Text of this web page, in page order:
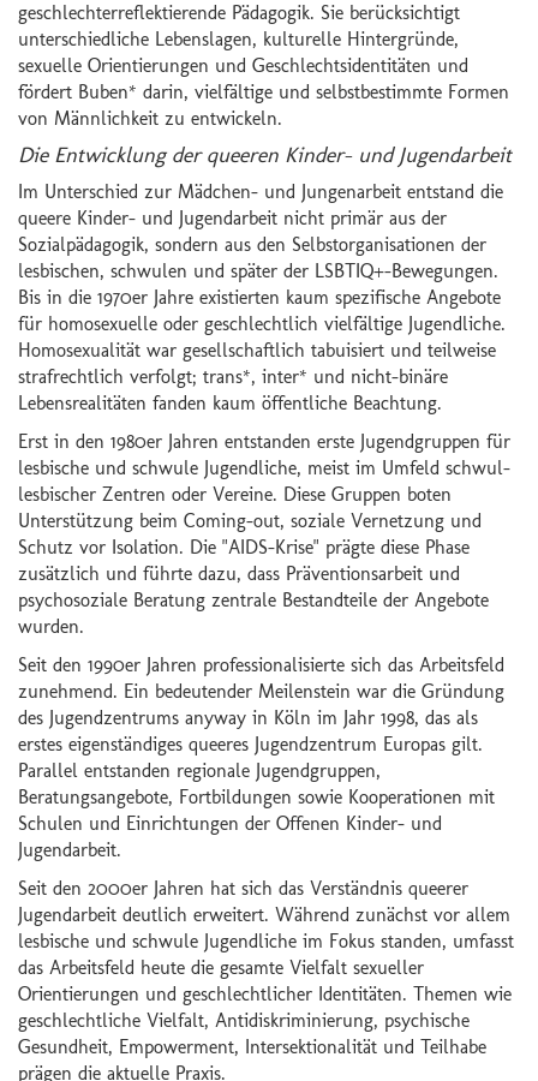
geschlechterreflektierende Pädagogik. Sie berücksichtigt
unterschiedliche Lebenslagen, kulturelle Hintergründe,
sexuelle Orientierungen und Geschlechtsidentitäten und
fördert Buben* darin, vielfältige und selbstbestimmte Formen
von Männlichkeit zu entwickeln.
Die Entwicklung der queeren Kinder- und Jugendarbeit
Im Unterschied zur Mädchen- und Jungenarbeit entstand die
queere Kinder- und Jugendarbeit nicht primär aus der
Sozialpädagogik, sondern aus den Selbstorganisationen der
lesbischen, schwulen und später der LSBTIQ+-Bewegungen.
Bis in die 1970er Jahre existierten kaum spezifische Angebote
für homosexuelle oder geschlechtlich vielfältige Jugendliche.
Homosexualität war gesellschaftlich tabuisiert und teilweise
strafrechtlich verfolgt; trans*, inter* und nicht-binäre
Lebensrealitäten fanden kaum öffentliche Beachtung.
Erst in den 1980er Jahren entstanden erste Jugendgruppen für
lesbische und schwule Jugendliche, meist im Umfeld schwul-
lesbischer Zentren oder Vereine. Diese Gruppen boten
Unterstützung beim Coming-out, soziale Vernetzung und
Schutz vor Isolation. Die "AIDS-Krise" prägte diese Phase
zusätzlich und führte dazu, dass Präventionsarbeit und
psychosoziale Beratung zentrale Bestandteile der Angebote
wurden.
Seit den 1990er Jahren professionalisierte sich das Arbeitsfeld
zunehmend. Ein bedeutender Meilenstein war die Gründung
des Jugendzentrums anyway in Köln im Jahr 1998, das als
erstes eigenständiges queeres Jugendzentrum Europas gilt.
Parallel entstanden regionale Jugendgruppen,
Beratungsangebote, Fortbildungen sowie Kooperationen mit
Schulen und Einrichtungen der Offenen Kinder- und
Jugendarbeit.
Seit den 2000er Jahren hat sich das Verständnis queerer
Jugendarbeit deutlich erweitert. Während zunächst vor allem
lesbische und schwule Jugendliche im Fokus standen, umfasst
das Arbeitsfeld heute die gesamte Vielfalt sexueller
Orientierungen und geschlechtlicher Identitäten. Themen wie
geschlechtliche Vielfalt, Antidiskriminierung, psychische
Gesundheit, Empowerment, Intersektionalität und Teilhabe
prägen die aktuelle Praxis.